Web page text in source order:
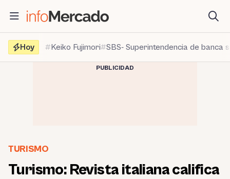
contenido
Hoy
Keiko Fujimori SBS- Superintendencia de banca
PUBLICIDAD
TURISMO
Turismo: Revista italiana califica